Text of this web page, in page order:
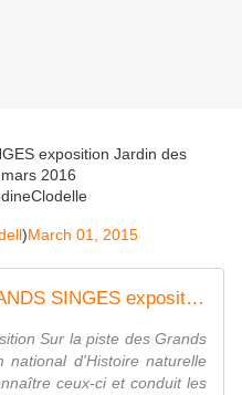
exposition Jardin des
2016
)March 01, 2015
- SUR LA PISTE DES GRANDS SINGES exposition au Jardin des Plantes de PARIS 11 février 2015 au 21 mars 2016 - VIVRE AUTREMENT VOS LOISIRS avec Clodelle
Sur la piste des Grands
national d'Histoire naturelle
ceux-ci et conduit les